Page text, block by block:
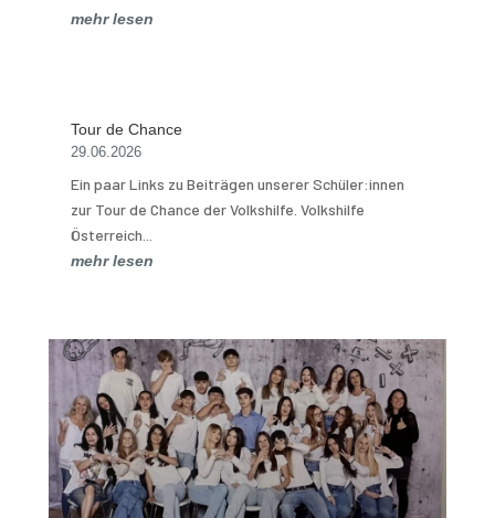
mehr lesen
Tour de Chance
29.06.2026
Ein paar Links zu Beiträgen unserer Schüler:innen
zur Tour de Chance der Volkshilfe. Volkshilfe
Österreich...
mehr lesen